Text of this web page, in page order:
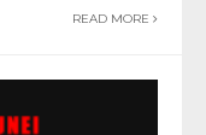
READ MORE